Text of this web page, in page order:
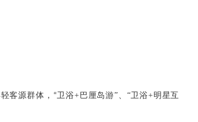
客源群体， “卫浴+巴厘岛游”、“卫浴+明星互